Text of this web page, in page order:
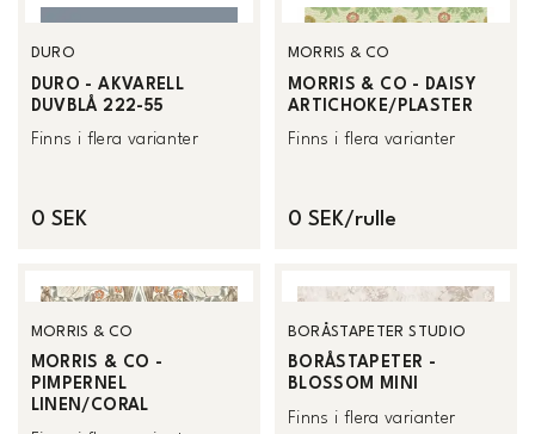
DURO
DURO - AKVARELL
DUVBLÅ 222-55
Finns i flera varianter
0 SEK
MORRIS & CO
MORRIS & CO - DAISY
ARTICHOKE/PLASTER
Finns i flera varianter
0 SEK/rulle
MORRIS & CO
MORRIS & CO -
PIMPERNEL
LINEN/CORAL
BORÅSTAPETER STUDIO
BORÅSTAPETER -
BLOSSOM MINI
Finns i flera varianter